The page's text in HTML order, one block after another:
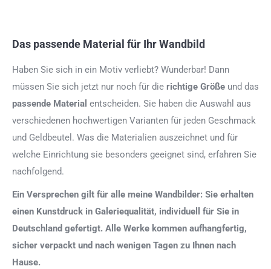
Das passende Material für Ihr Wandbild
Haben Sie sich in ein Motiv verliebt? Wunderbar! Dann
müssen Sie sich jetzt nur noch für die richtige Größe und das
passende Material entscheiden. Sie haben die Auswahl aus
verschiedenen hochwertigen Varianten für jeden Geschmack
und Geldbeutel. Was die Materialien auszeichnet und für
welche Einrichtung sie besonders geeignet sind, erfahren Sie
nachfolgend.
Ein Versprechen gilt für alle meine Wandbilder: Sie erhalten
einen Kunstdruck in Galeriequalität, individuell für Sie in
Deutschland gefertigt. Alle Werke kommen aufhangfertig,
sicher verpackt und nach wenigen Tagen zu Ihnen nach
Hause.